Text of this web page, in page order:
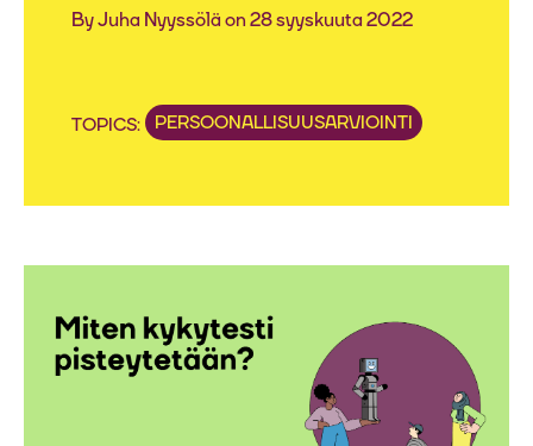
ByJuha Nyyssöläon 28 syyskuuta 2022
TOPICS: PERSOONALLISUUSARVIOINTI